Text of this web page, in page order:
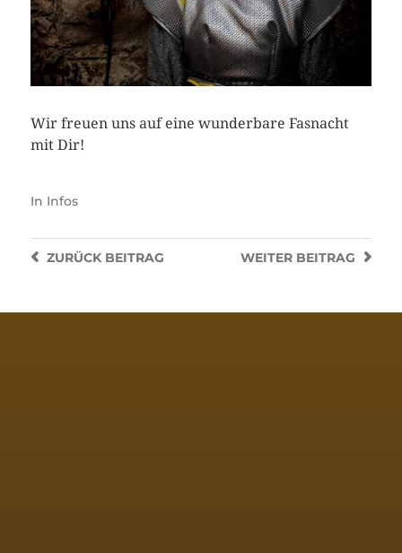
Wir freuen uns auf eine wunderbare Fasnacht
mit Dir!
In Infos
WEITER BEITRAG
ZURÜCKBEITRAG